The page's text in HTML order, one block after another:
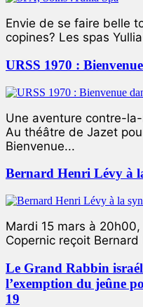
Envie de se faire belle
copines? Les spas
URSS 1970 :
Une aventure contre-
Au théâtre de Jazet
Bienvenue...
Bernard Henri Lévy à
Mardi 15 mars à
Copernic reçoit Bernard
Le Grand Rabbin
l’exemption du jeûne
19